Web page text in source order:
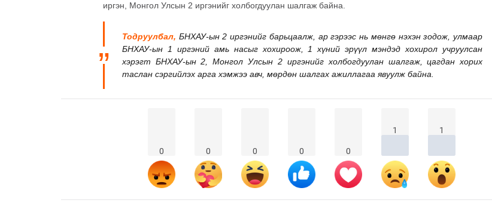
иргэн, Монгол Улсын 2 иргэнийг холбогдуулан шалгаж байна.
Тодруулбал, БНХАУ-ын 2 иргэнийг барьцаалж, ар гэрээс нь мөнгө нэхэн зодож, улмаар
БНХАУ-ын 1 иргэний амь насыг хохироож, 1 хүний эрүүл мэндэд хохирол учруулсан
хэрэгт БНХАУ-ын 2, Монгол Улсын 2 иргэнийг холбогдуулан шалгаж, цагдан хорих
таслан сэргийлэх арга хэмжээ авч, мөрдөн шалгах ажиллагаа явуулж байна.
0 0 0 0 0
1 1